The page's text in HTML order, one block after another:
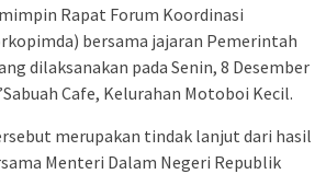
Rapat Forum Koordinasi
bersama jajaran Pemerintah
dilaksanakan pada Senin, 8 Desember
Cafe, Kelurahan Motoboi Kecil.
merupakan tindak lanjut dari hasil
Menteri Dalam Negeri Republik